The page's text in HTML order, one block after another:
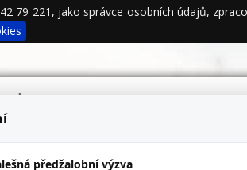
79 221, jako správce osobních údajů,
Kontakty
předžalobní výzva